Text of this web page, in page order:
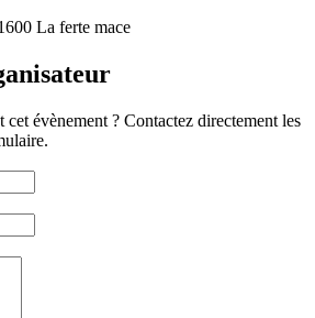
La ferte mace
évènement ? Contactez directement les